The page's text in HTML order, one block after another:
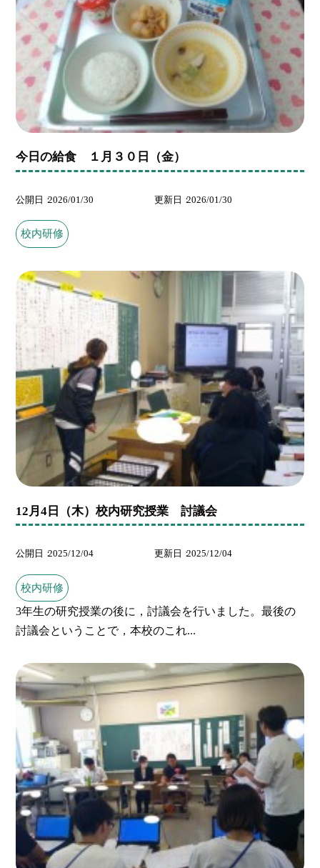
今日の給食 １月３０日（金）
公開日 2026/01/30 更新日 2026/01/30
校内研修
12月4日（木）校内研究授業 討議会
公開日 2025/12/04 更新日 2025/12/04
校内研修
3年生の研究授業の後に，討議会を行いました。最後の
討議会ということで，本校のこれ...